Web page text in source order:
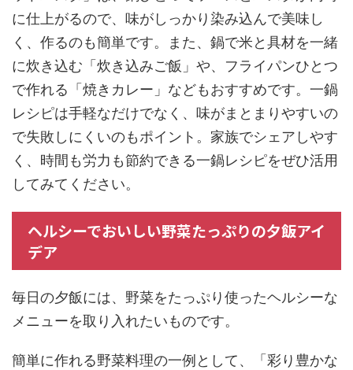
に仕上がるので、味がしっかり染み込んで美味し
く、作るのも簡単です。また、鍋で米と具材を一緒
に炊き込む「炊き込みご飯」や、フライパンひとつ
で作れる「焼きカレー」などもおすすめです。一鍋
レシピは手軽なだけでなく、味がまとまりやすいの
で失敗しにくいのもポイント。家族でシェアしやす
く、時間も労力も節約できる一鍋レシピをぜひ活用
してみてください。
ヘルシーでおいしい野菜たっぷりの夕飯アイ
デア
毎日の夕飯には、野菜をたっぷり使ったヘルシーな
メニューを取り入れたいものです。
簡単に作れる野菜料理の一例として、「彩り豊かな